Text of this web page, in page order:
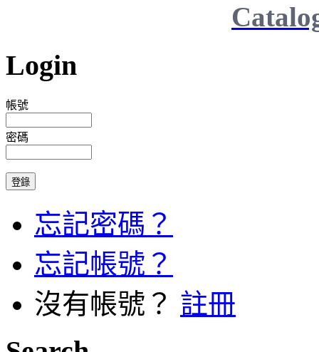
Login
帳號
密碼
忘記密碼？
忘記帳號？
沒有帳號？ 註冊